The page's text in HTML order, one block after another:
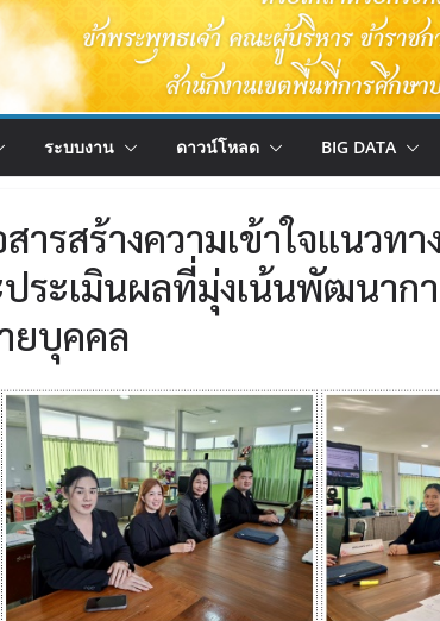
ระบบงาน ดาวน์โหลด BIG DATA
ารสร้างความเข้าใจแนวทา
ประเมินผลที่มุ่งเน้นพัฒนาก
ยบุคคล